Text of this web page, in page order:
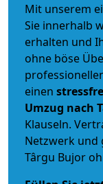
Mit unserem
Sie innerhalb
erhalten und
ohne böse
einen
Umzug nach
Klauseln.
Netzwerk und
Târgu Bujor